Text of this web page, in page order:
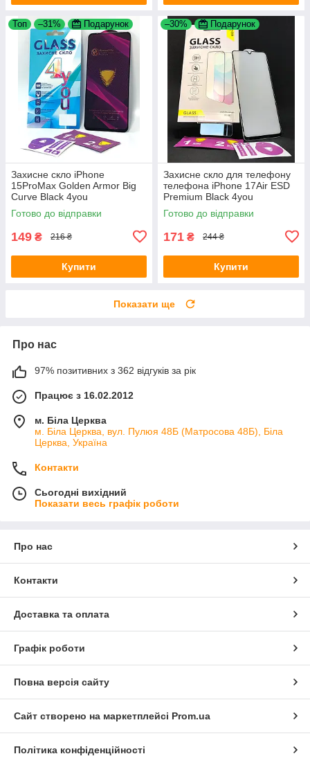
Топ –31% Подарунок
Захисне скло iPhone
15ProMax Golden Armor Big
Curve Black 4you
Готово до відправки
149 ₴ 216 ₴
Купити
–30% Подарунок
Захисне скло для телефону
телефона iPhone 17Air ESD
Premium Black 4you
Готово до відправки
171 ₴ 244 ₴
Купити
Показати ще
Про нас
97% позитивних з 362 відгуків за рік
Працює з 16.02.2012
м. Біла Церква
м. Біла Церква, вул. Пулюя 48Б (Матросова 48Б), Біла
Церква, Україна
Контакти
Сьогодні вихідний
Показати весь графік роботи
Про нас
Контакти
Доставка та оплата
Графік роботи
Повна версія сайту
Сайт створено на маркетплейсі Prom.ua
Політика конфіденційності